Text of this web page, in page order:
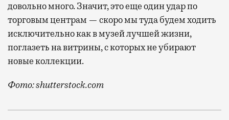
довольно много. Значит, это еще один удар по
торговым центрам — скоро мы туда будем ходить
исключительно как в музей лучшей жизни,
поглазеть на витрины, с которых не убирают
новые коллекции.
Фото: shutterstock.com
LPP Group присоединилась к испанской Inditex